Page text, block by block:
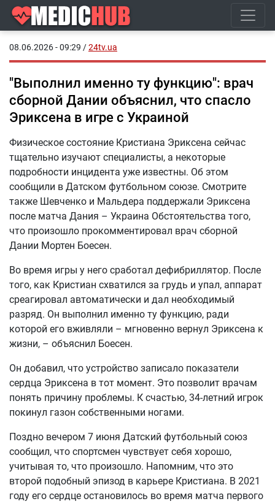
08.06.2026 - 09:29 /24tv.ua
"Выполнил именно ту функцию": врач
сборной Дании объяснил, что спасло
Эриксена в игре с Украиной
Физическое состояние Кристиана Эриксена сейчас
тщательно изучают специалисты, а некоторые
подробности инцидента уже известны. Об этом
сообщили в Датском футбольном союзе. Смотрите
также Шевченко и Мальдера поддержали Эриксена
после матча Дания – Украина Обстоятельства того,
что произошло прокомментировал врач сборной
Дании Мортен Боесен.
Во время игры у него сработал дефибриллятор. После
того, как Кристиан схватился за грудь и упал, аппарат
среагировал автоматически и дал необходимый
разряд. Он выполнил именно ту функцию, ради
которой его вживляли – мгновенно вернул Эриксена к
жизни, – объяснил Боесен.
Он добавил, что устройство записало показатели
сердца Эриксена в тот момент. Это позволит врачам
понять причину проблемы. К счастью, 34-летний игрок
покинул газон собственными ногами.
Поздно вечером 7 июня Датский футбольный союз
сообщил, что спортсмен чувствует себя хорошо,
учитывая то, что произошло. Напомним, что это
второй подобный эпизод в карьере Кристиана. В 2021
году его сердце остановилось во время матча первого